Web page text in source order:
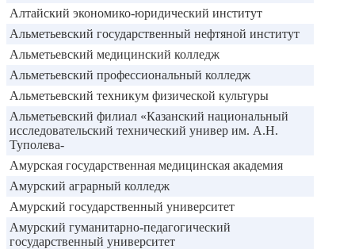
Алтайский экономико-юридический институт
Альметьевский государственный нефтяной институт
Альметьевский медицинский колледж
Альметьевский профессиональный колледж
Альметьевский техникум физической культуры
Альметьевский филиал «Казанский национальный
исследовательский технический универ им. А.Н.
Туполева-
Амурская государственная медицинская академия
Амурский аграрный колледж
Амурский государственный университет
Амурский гуманитарно-педагогический
государственный университет